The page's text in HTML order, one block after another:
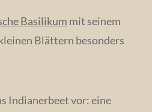
Basilikum mit seinem
Blättern besonders
Indianerbeet vor: eine